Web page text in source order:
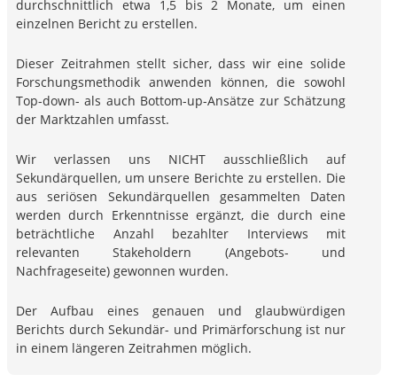
durchschnittlich etwa 1,5 bis 2 Monate, um einen
einzelnen Bericht zu erstellen.
Dieser Zeitrahmen stellt sicher, dass wir eine solide
Forschungsmethodik anwenden können, die sowohl
Top-down- als auch Bottom-up-Ansätze zur Schätzung
der Marktzahlen umfasst.
Wir verlassen uns NICHT ausschließlich auf
Sekundärquellen, um unsere Berichte zu erstellen. Die
aus seriösen Sekundärquellen gesammelten Daten
werden durch Erkenntnisse ergänzt, die durch eine
beträchtliche Anzahl bezahlter Interviews mit
relevanten Stakeholdern (Angebots- und
Nachfrageseite) gewonnen wurden.
Der Aufbau eines genauen und glaubwürdigen
Berichts durch Sekundär- und Primärforschung ist nur
in einem längeren Zeitrahmen möglich.